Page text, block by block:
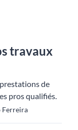
travaux
de
pros qualifiés.
Ferreira